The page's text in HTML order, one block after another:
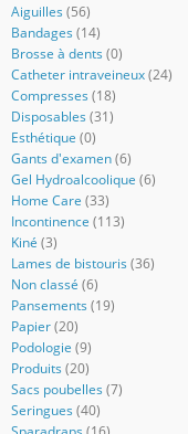
Aiguilles (56)
Bandages (14)
Brosse à dents (0)
Catheter intraveineux (24)
Compresses (18)
Disposables (31)
Esthétique (0)
Gants d'examen (6)
Gel Hydroalcoolique (6)
Home Care (33)
Incontinence (113)
Kiné (3)
Lames de bistouris (36)
Non classé (6)
Pansements (19)
Papier (20)
Podologie (9)
Produits (20)
Sacs poubelles (7)
Seringues (40)